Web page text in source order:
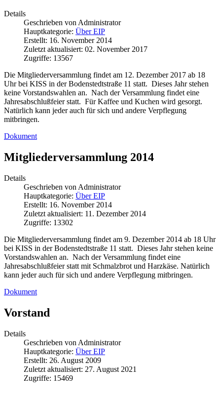
Details
Geschrieben von Administrator
Hauptkategorie: Über EIP
Erstellt: 16. November 2014
Zuletzt aktualisiert: 02. November 2017
Zugriffe: 13567
Die Mitgliederversammlung findet am 12. Dezember 2017 ab 18
Uhr bei KISS in der Bodenstedtstraße 11 statt. Dieses Jahr stehen
keine Vorstandswahlen an. Nach der Versammlung findet eine
Jahresabschlußfeier statt. Für Kaffee und Kuchen wird gesorgt.
Natürlich kann jeder auch für sich und andere Verpflegung
mitbringen.
Dokument
Mitgliederversammlung 2014
Details
Geschrieben von Administrator
Hauptkategorie: Über EIP
Erstellt: 16. November 2014
Zuletzt aktualisiert: 11. Dezember 2014
Zugriffe: 13302
Die Mitgliederversammlung findet am 9. Dezember 2014 ab 18 Uhr
bei KISS in der Bodenstedtstraße 11 statt. Dieses Jahr stehen keine
Vorstandswahlen an. Nach der Versammlung findet eine
Jahresabschlußfeier statt mit Schmalzbrot und Harzkäse. Natürlich
kann jeder auch für sich und andere Verpflegung mitbringen.
Dokument
Vorstand
Details
Geschrieben von Administrator
Hauptkategorie: Über EIP
Erstellt: 26. August 2009
Zuletzt aktualisiert: 27. August 2021
Zugriffe: 15469